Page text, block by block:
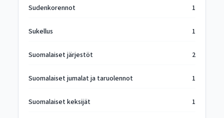
Sudenkorennot 1
Sukellus 1
Suomalaiset järjestöt 2
Suomalaiset jumalat ja taruolennot 1
Suomalaiset keksijät 1